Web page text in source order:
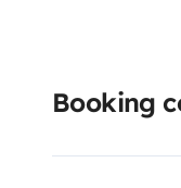
Booking